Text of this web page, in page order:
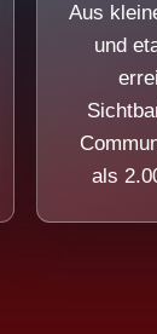
Aus
und
als